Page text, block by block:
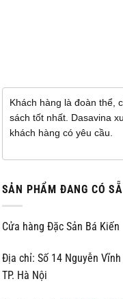
Khách hàng là đoàn thể,
sách tốt nhất. Dasavina
khách hàng có yêu cầu.
SẢN PHẨM ĐANG CÓ
Cửa hàng Đặc Sản Bá Kiến
Địa chỉ: Số 14 Nguyễn Vĩnh
TP. Hà Nội